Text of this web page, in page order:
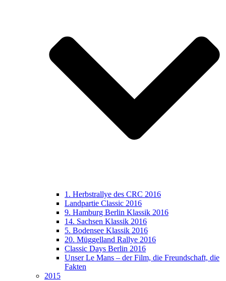
1. Herbstrallye des CRC 2016
Landpartie Classic 2016
9. Hamburg Berlin Klassik 2016
14. Sachsen Klassik 2016
5. Bodensee Klassik 2016
20. Müggelland Rallye 2016
Classic Days Berlin 2016
Unser Le Mans – der Film, die Freundschaft, die
Fakten
2015